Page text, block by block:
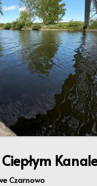
Kanale
Czarnowo